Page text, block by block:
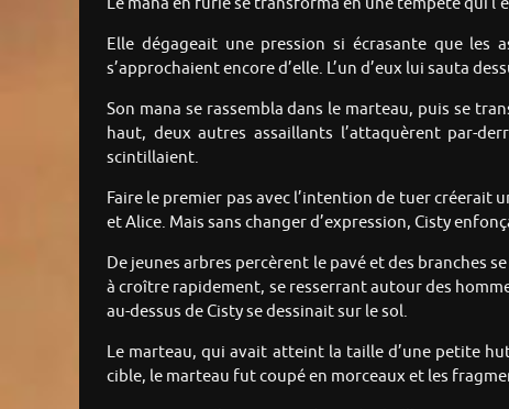
Elle dégageait une pression si écrasante que les
s’approchaient encore d’elle. L’un d’eux lui sauta
Son mana se rassembla dans le marteau, puis se
haut, deux autres assaillants l’attaquèrent par-
scintillaient.
Faire le premier pas avec l’intention de tuer créerait
et Alice. Mais sans changer d’expression, Cisty
De jeunes arbres percèrent le pavé et des branches
à croître rapidement, se resserrant autour des
au-dessus de Cisty se dessinait sur le sol.
Le marteau, qui avait atteint la taille d’une petite
cible, le marteau fut coupé en morceaux et les